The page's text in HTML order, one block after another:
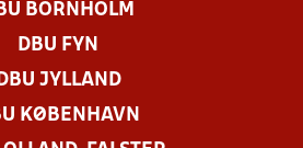
BORNHOLM
DBU FYN
DBU JYLLAND
KØBENHAVN